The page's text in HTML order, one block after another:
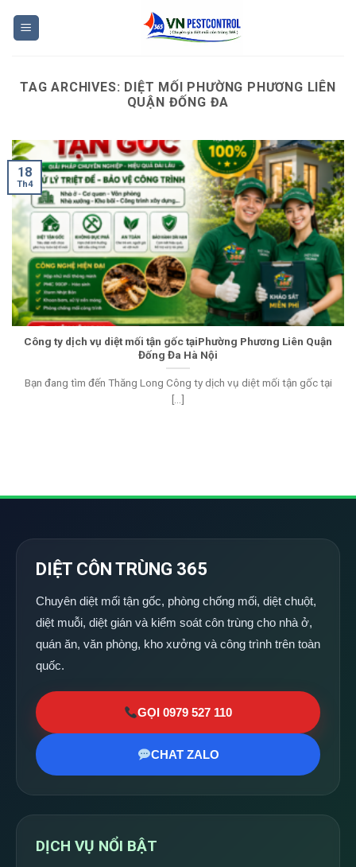
TAG ARCHIVES: DIỆT MỐI PHƯỜNG PHƯƠNG LIÊN
QUẬN ĐỐNG ĐA
Công ty dịch vụ diệt mối tận gốc tạiPhường Phương Liên Quận
Đống Đa Hà Nội
Bạn đang tìm đến Thăng Long Công ty dịch vụ diệt mối tận gốc tại
[...]
18
Th4
DIỆT CÔN TRÙNG 365
Chuyên diệt mối tận gốc, phòng chống mối, diệt chuột,
diệt muỗi, diệt gián và kiểm soát côn trùng cho nhà ở,
quán ăn, văn phòng, kho xưởng và công trình trên toàn
quốc.
GỌI 0979 527 110
CHAT ZALO
DỊCH VỤ NỔI BẬT